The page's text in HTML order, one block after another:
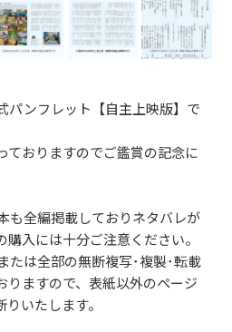
パンフレット【自主上映版】で
ておりますのでご鑑賞の記念に
も全編掲載しておりネタバレが
入には十分ご注意ください。
たは全部の無断複写･複製･転載
りますので、表紙以外のページ
いたします。